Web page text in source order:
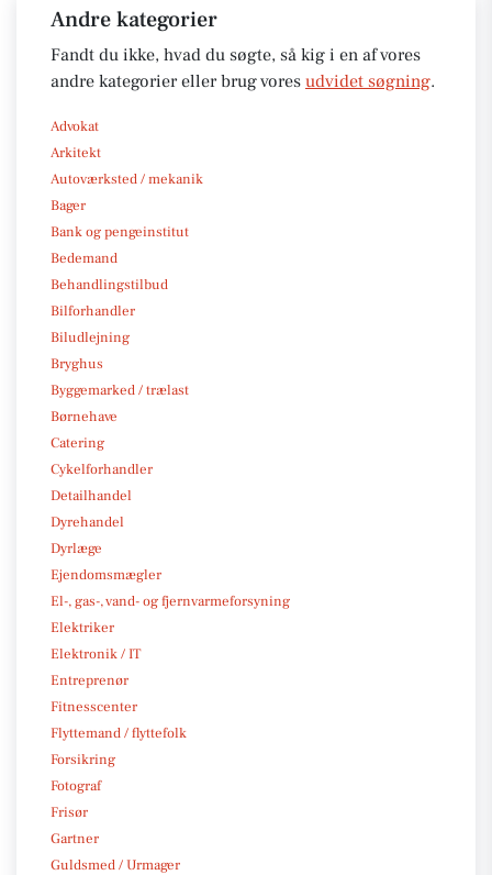
Andre kategorier
Fandt du ikke, hvad du søgte, så kig i en af vores
andre kategorier eller brug vores udvidet søgning.
Advokat
Arkitekt
Autoværksted / mekanik
Bager
Bank og pengeinstitut
Bedemand
Behandlingstilbud
Bilforhandler
Biludlejning
Bryghus
Byggemarked / trælast
Børnehave
Catering
Cykelforhandler
Detailhandel
Dyrehandel
Dyrlæge
Ejendomsmægler
El-, gas-, vand- og fjernvarmeforsyning
Elektriker
Elektronik / IT
Entreprenør
Fitnesscenter
Flyttemand / flyttefolk
Forsikring
Fotograf
Frisør
Gartner
Guldsmed / Urmager